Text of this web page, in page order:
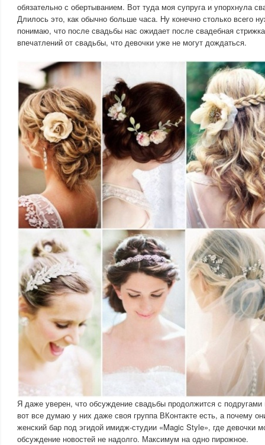
обязательно с обертыванием. Вот туда моя супруга и упорхнула
Длилось это, как обычно больше часа. Ну конечно столько всего
понимаю, что после свадьбы нас ожидает после свадебная
впечатлений от свадьбы, что девочки уже не могут дождаться.
Я даже уверен, что обсуждение свадьбы продолжится с
вот все думаю у них даже своя группа ВКонтакте есть, а почему
женский бар под эгидой имидж-студии «Magic Style», где девочки
обсуждение новостей не надолго. Максимум на одно пирожное.